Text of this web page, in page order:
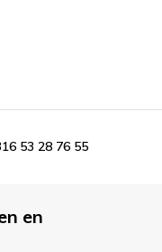
53 28 76 55
en